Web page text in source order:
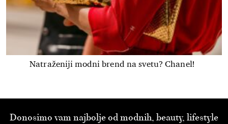
Natraženiji modni brend na svetu? Chanel!
Donosimo vam najbolje od modnih, beauty, lifestyle